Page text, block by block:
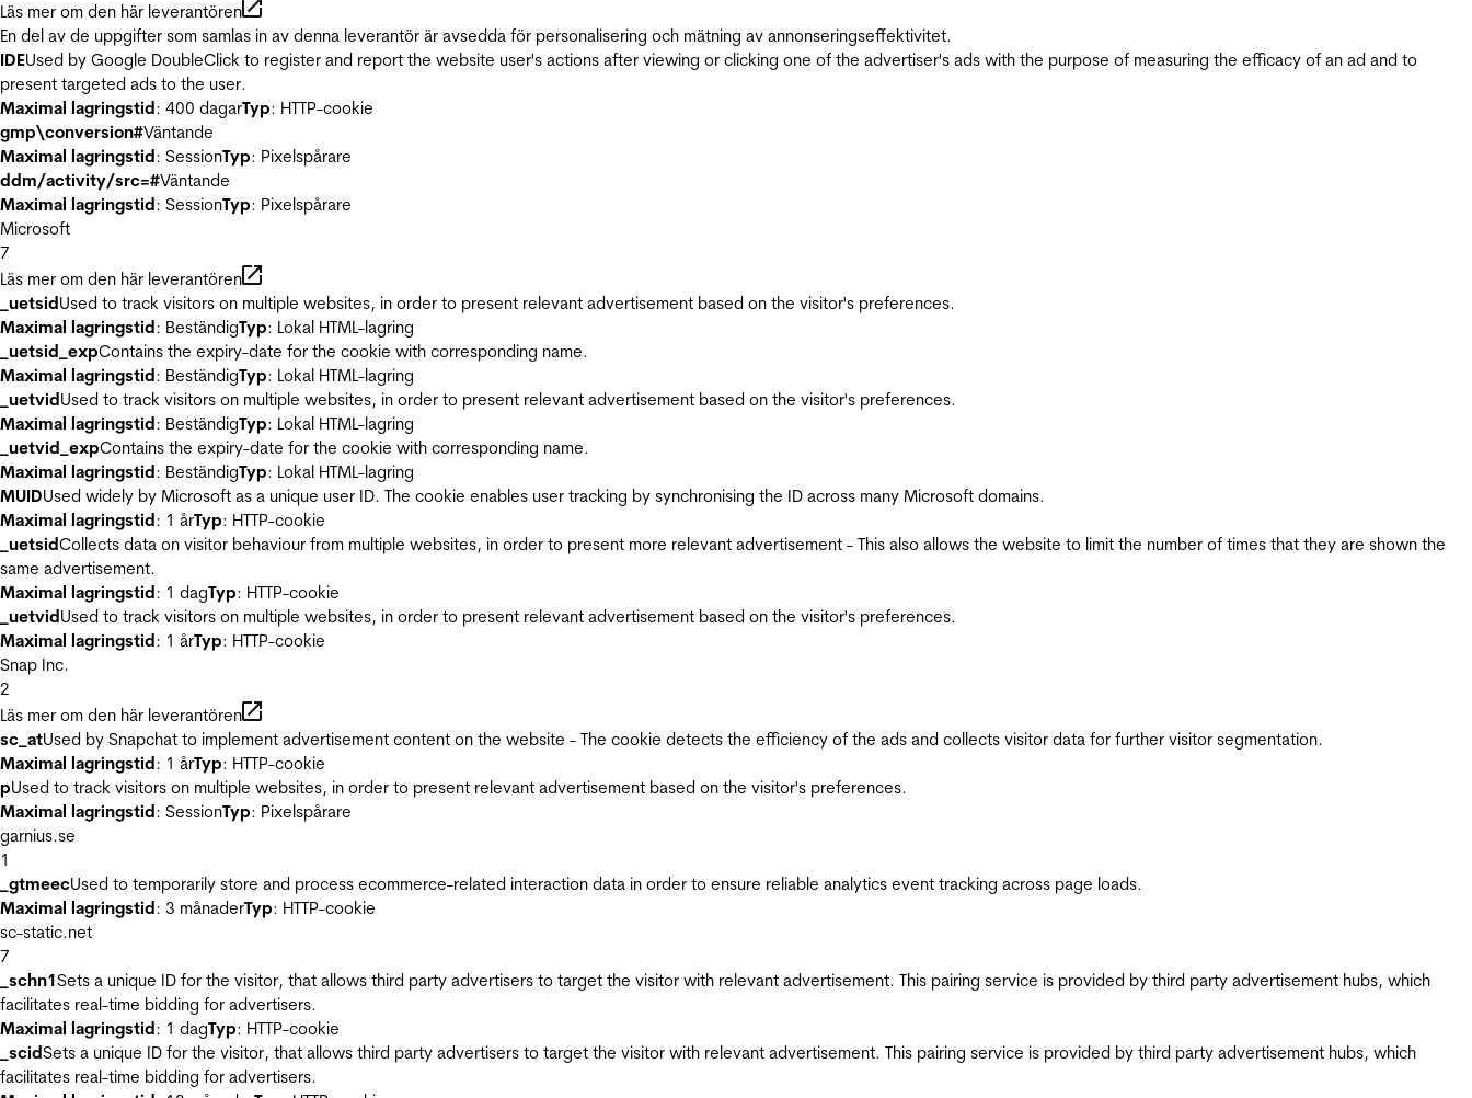
Läs mer om den här leverantören
En del av de uppgifter som samlas in av denna leverantör är avsedda för personalisering och mätning av annonseringseffektivitet.
IDEUsed by Google DoubleClick to register and report the website user's actions after viewing or clicking one of the advertiser's ads with the purpose of measuring the efficacy of an ad and to
present targeted ads to the user.
Maximal lagringstid: 400 dagarTyp: HTTP-cookie
gmp\conversion#Väntande
Maximal lagringstid: SessionTyp: Pixelspårare
ddm/activity/src=#Väntande
Maximal lagringstid: SessionTyp: Pixelspårare
Microsoft
7
Läs mer om den här leverantören
_uetsidUsed to track visitors on multiple websites, in order to present relevant advertisement based on the visitor's preferences.
Maximal lagringstid: BeständigTyp: Lokal HTML-lagring
_uetsid_expContains the expiry-date for the cookie with corresponding name.
Maximal lagringstid: BeständigTyp: Lokal HTML-lagring
_uetvidUsed to track visitors on multiple websites, in order to present relevant advertisement based on the visitor's preferences.
Maximal lagringstid: BeständigTyp: Lokal HTML-lagring
_uetvid_expContains the expiry-date for the cookie with corresponding name.
Maximal lagringstid: BeständigTyp: Lokal HTML-lagring
MUIDUsed widely by Microsoft as a unique user ID. The cookie enables user tracking by synchronising the ID across many Microsoft domains.
Maximal lagringstid: 1 årTyp: HTTP-cookie
_uetsidCollects data on visitor behaviour from multiple websites, in order to present more relevant advertisement - This also allows the website to limit the number of times that they are shown the
same advertisement.
Maximal lagringstid: 1 dagTyp: HTTP-cookie
_uetvidUsed to track visitors on multiple websites, in order to present relevant advertisement based on the visitor's preferences.
Maximal lagringstid: 1 årTyp: HTTP-cookie
Snap Inc.
2
Läs mer om den här leverantören
sc_atUsed by Snapchat to implement advertisement content on the website - The cookie detects the efficiency of the ads and collects visitor data for further visitor segmentation.
Maximal lagringstid: 1 årTyp: HTTP-cookie
pUsed to track visitors on multiple websites, in order to present relevant advertisement based on the visitor's preferences.
Maximal lagringstid: SessionTyp: Pixelspårare
garnius.se
1
_gtmeecUsed to temporarily store and process ecommerce-related interaction data in order to ensure reliable analytics event tracking across page loads.
Maximal lagringstid: 3 månaderTyp: HTTP-cookie
sc-static.net
7
_schn1Sets a unique ID for the visitor, that allows third party advertisers to target the visitor with relevant advertisement. This pairing service is provided by third party advertisement hubs, which
facilitates real-time bidding for advertisers.
Maximal lagringstid: 1 dagTyp: HTTP-cookie
_scidSets a unique ID for the visitor, that allows third party advertisers to target the visitor with relevant advertisement. This pairing service is provided by third party advertisement hubs, which
facilitates real-time bidding for advertisers.